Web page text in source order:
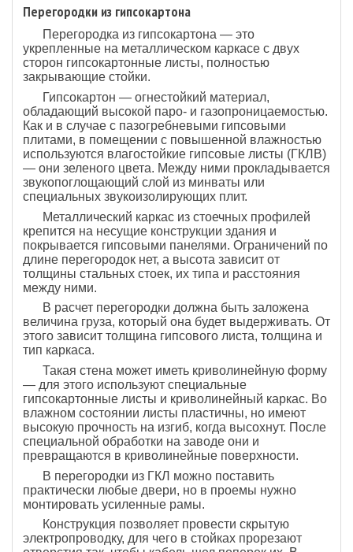
Перегородки из гипсокартона
Перегородка из гипсокартона — это
укрепленные на металлическом каркасе с двух
сторон гипсокартонные листы, полностью
закрывающие стойки.
Гипсокартон — огнестойкий материал,
обладающий высокой паро- и газопроницаемостью.
Как и в случае с пазогребневыми гипсовыми
плитами, в помещении с повышенной влажностью
используются влагостойкие гипсовые листы (ГКЛВ)
— они зеленого цвета. Между ними прокладывается
звукопоглощающий слой из минваты или
специальных звукоизолирующих плит.
Металлический каркас из стоечных профилей
крепится на несущие конструкции здания и
покрывается гипсовыми панелями. Ограничений по
длине перегородок нет, а высота зависит от
толщины стальных стоек, их типа и расстояния
между ними.
В расчет перегородки должна быть заложена
величина груза, который она будет выдерживать. От
этого зависит толщина гипсового листа, толщина и
тип каркаса.
Такая стена может иметь криволинейную форму
— для этого используют специальные
гипсокартонные листы и криволинейный каркас. Во
влажном состоянии листы пластичны, но имеют
высокую прочность на изгиб, когда высохнут. После
специальной обработки на заводе они и
превращаются в криволинейные поверхности.
В перегородки из ГКЛ можно поставить
практически любые двери, но в проемы нужно
монтировать усиленные рамы.
Конструкция позволяет провести скрытую
электропроводку, для чего в стойках прорезают